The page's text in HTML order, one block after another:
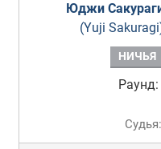
Юджи
(Yuji
НИЧЬЯ
Раунд: